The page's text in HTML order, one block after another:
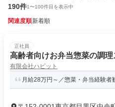
190件1〜100件目を表示中
関連度順新着順
正社員
高齢者向けお弁当惣菜の調
有限会社ハビット
月給28万円～／惣菜・弁当経験者